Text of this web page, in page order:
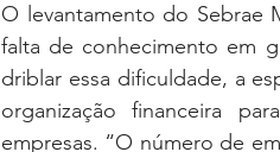
O levantamento do Sebrae
falta de conhecimento em
driblar essa dificuldade, a
organização financeira
empresas. “O número de